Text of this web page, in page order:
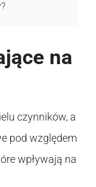
na
czynników, a
pod względem
wpływają na